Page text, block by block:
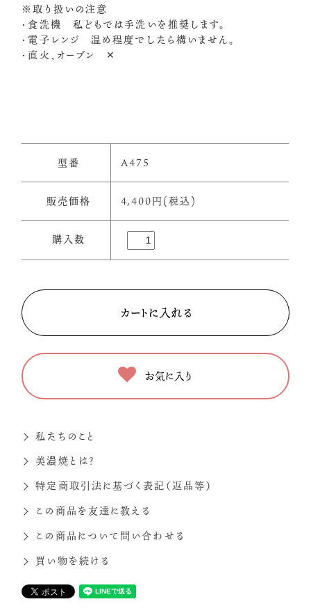
※取り扱いの注意
・食洗機 私どもでは手洗いを推奨します。
・電子レンジ 温め程度でしたら構いません。
・直火、オーブン ✕
型番 A475
販売価格 4,400円(税込)
購入数
お気に入り
私たちのこと
美濃焼とは？
特定商取引法に基づく表記（返品等）
この商品を友達に教える
この商品について問い合わせる
買い物を続ける